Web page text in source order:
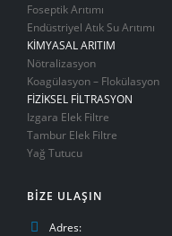
Foseptik Arıtımı
Endüstriyel Atık Su Arıtımı
KİMYASAL ARITIM
Nötralizasyon
Koagülasyon – Flokülasyon
FİZİKSEL FİLTRASYON
Izgara Elek Filtre
Tambur Elek Filtre
Yağ Tutucu
BIZE ULAŞIN
Adres: